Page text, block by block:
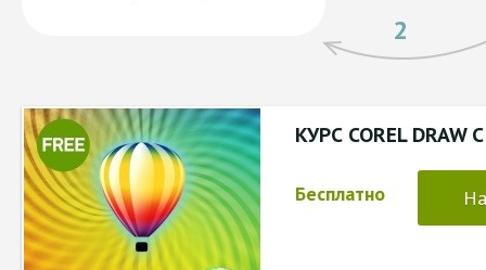
2
КУРС COREL
Бесплатно